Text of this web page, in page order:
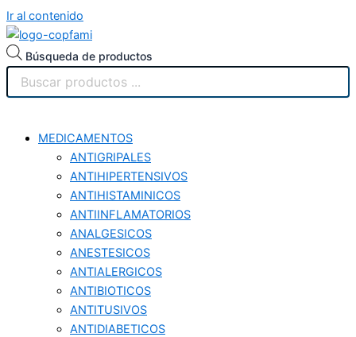
Ir al contenido
Búsqueda de productos
MEDICAMENTOS
ANTIGRIPALES
ANTIHIPERTENSIVOS
ANTIHISTAMINICOS
ANTIINFLAMATORIOS
ANALGESICOS
ANESTESICOS
ANTIALERGICOS
ANTIBIOTICOS
ANTITUSIVOS
ANTIDIABETICOS